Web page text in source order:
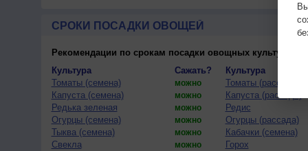
СРОКИ ПОСАДКИ ОВОЩЕЙ
Рекомендации по срокам посадки овощных культур
Культура
Сажать? Культура
Томаты (семена)
можно Томаты (рассада)
Капуста (семена) можно Капуста (рассада)
Редька зеленая можно Редис
Огурцы (семена) можно Огурцы (рассада)
Тыква (семена) можно Кабачки (семена)
Свекла можно Горох